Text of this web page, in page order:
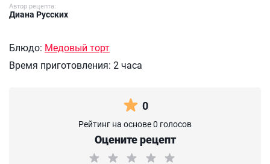
Автор рецепта:
Диана Русских
Блюдо: Медовый торт
Время приготовления: 2 часа
0
Рейтинг на основе 0 голосов
Оцените рецепт